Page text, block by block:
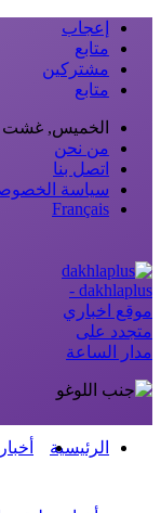
إعجاب
متابع
مشتركين
متابع
الخميس, غشت 6, 2026
من نحن
اتصل بنا
سياسة
Français
dakhlaplus -
موقع اخباري
متجدد على
مدار الساعة
الرئيسية